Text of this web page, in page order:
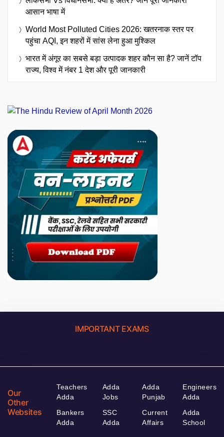
आसान भाषा में
World Most Polluted Cities 2026: खतरनाक स्तर पर
पहुंचा AQI, इन शहरों में सांस लेना हुआ मुश्किल
भारत में अंगूर का सबसे बड़ा उत्पादक शहर कौन सा है? जानें टॉप
राज्य, विश्व में नंबर 1 देश और पूरी जानकारी
IMPORTANT EXAMS
Our
Other
Websites
Teachers
Adda
Bankers
Adda
Adda
Jobs
SSC
Adda
Adda
Punjab
Current
Affairs
Engineers
Adda
Adda
School